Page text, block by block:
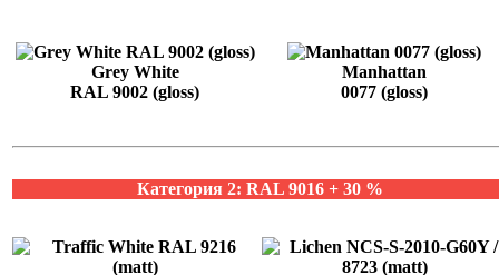
Grey White
RAL 9002 (gloss)
Manhattan
0077 (gloss)
Категория 2: RAL 9016 + 30 %